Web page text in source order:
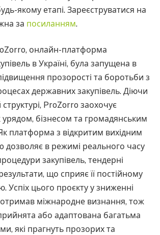
якому етапі. Зареєструватися на
за посиланням.
онлайн-платформа
в Україні, була запущена в
прозорості та боротьби з
державних закупівель. Діючи
структурі, ProZorro заохочує
бізнесом та громадянським
платформа з відкритим вихідним
дозволяє в режимі реального часу
закупівель, тендерні
що сприяє її постійному
Успіх цього проєкту у зниженні
отримав міжнародне визнання, тож
або адаптована багатьма
які прагнуть прозорих та